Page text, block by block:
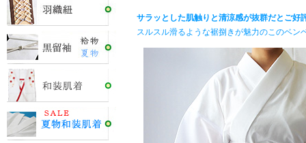
サラッとした肌触りと清涼感が抜群だとご好
スルスル滑るような裾捌きが魅力のこのベン